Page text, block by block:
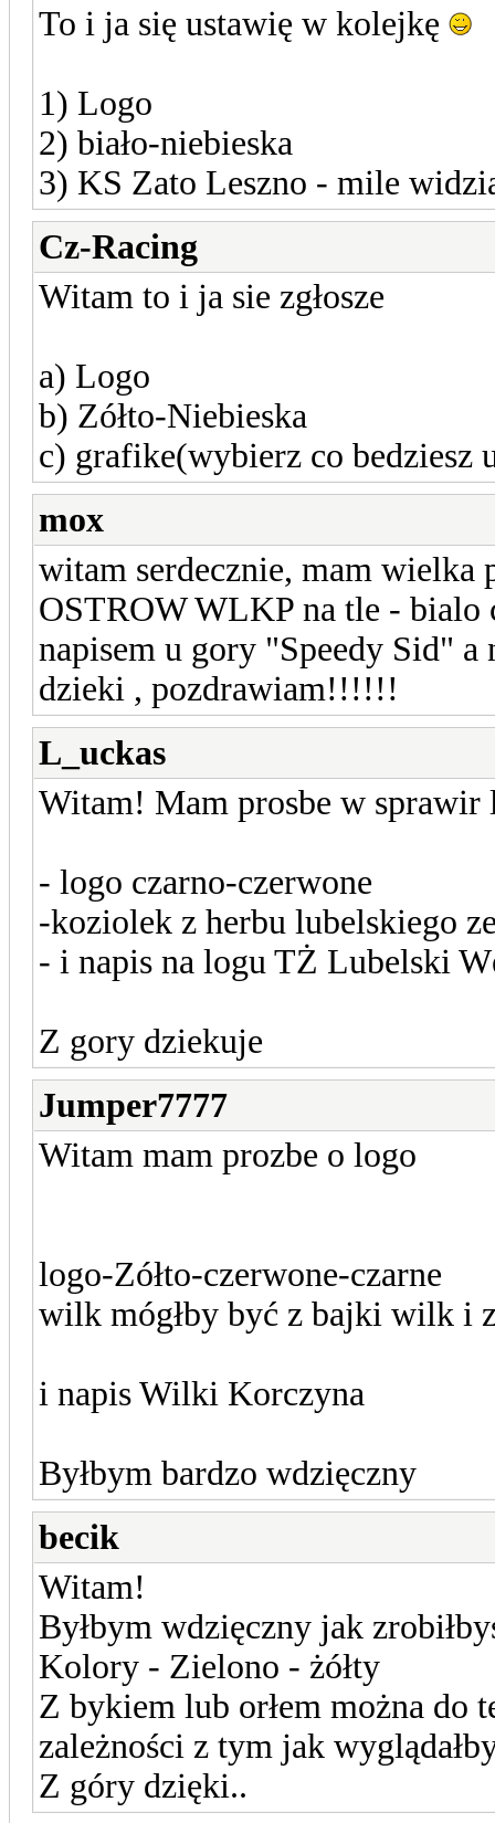
To i ja się ustawię w kolejkę
1) Logo
2) biało-niebieska
3) KS Zato Leszno - mile
Cz-Racing
Witam to i ja sie zgłosze
a) Logo
b) Zółto-Niebieska
c) grafike(wybierz co bedziesz
mox
witam serdecznie, mam wielka
OSTROW WLKP na tle - bialo
napisem u gory "Speedy Sid"
dzieki , pozdrawiam!!!!!!
L_uckas
Witam! Mam prosbe w sprawir
- logo czarno-czerwone
-koziolek z herbu lubelskiego
- i napis na logu TŻ Lubelski
Z gory dziekuje
Jumper7777
Witam mam prozbe o logo
logo-Zółto-czerwone-czarne
wilk mógłby być z bajki wilk i
i napis Wilki Korczyna
Byłbym bardzo wdzięczny
becik
Witam!
Byłbym wdzięczny jak
Kolory - Zielono - żółty
Z bykiem lub orłem można do
zależności z tym jak
Z góry dzięki..